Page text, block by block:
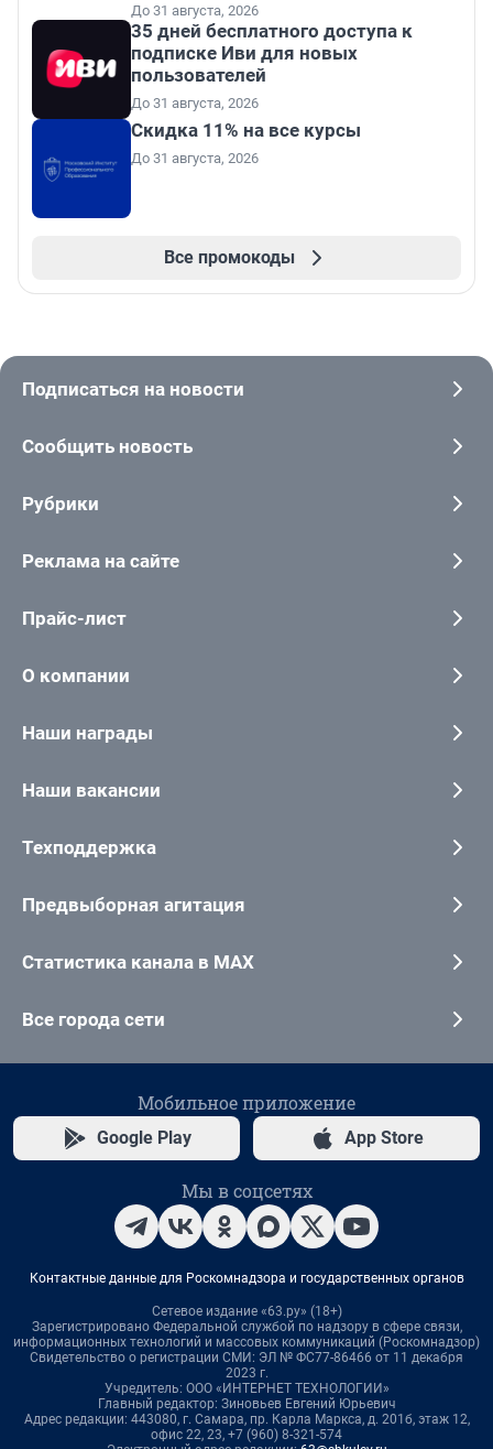
До 31 августа, 2026
35 дней бесплатного доступа к
подписке Иви для новых
пользователей
До 31 августа, 2026
Скидка 11% на все курсы
До 31 августа, 2026
Все промокоды
Подписаться на новости
Сообщить новость
Рубрики
Реклама на сайте
Прайс-лист
О компании
Наши награды
Наши вакансии
Техподдержка
Предвыборная агитация
Статистика канала в MAX
Все города сети
Мобильное приложение
Google Play App Store
Мы в соцсетях
Контактные данные для Роскомнадзора и государственных органов
Сетевое издание «63.ру» (18+)
Зарегистрировано Федеральной службой по надзору в сфере связи,
информационных технологий и массовых коммуникаций (Роскомнадзор)
Свидетельство о регистрации СМИ: ЭЛ № ФС77-86466 от 11 декабря
2023 г.
Учредитель: ООО «ИНТЕРНЕТ ТЕХНОЛОГИИ»
Главный редактор: Зиновьев Евгений Юрьевич
Адрес редакции: 443080, г. Самара, пр. Карла Маркса, д. 201б, этаж 12,
офис 22, 23, +7 (960) 8-321-574